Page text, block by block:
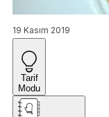
19 Kasım 2019
Tarif
Modu